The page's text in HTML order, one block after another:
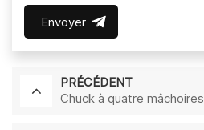
Envoyer
PRÉCÉDENT
Chuck à quatre mâchoires